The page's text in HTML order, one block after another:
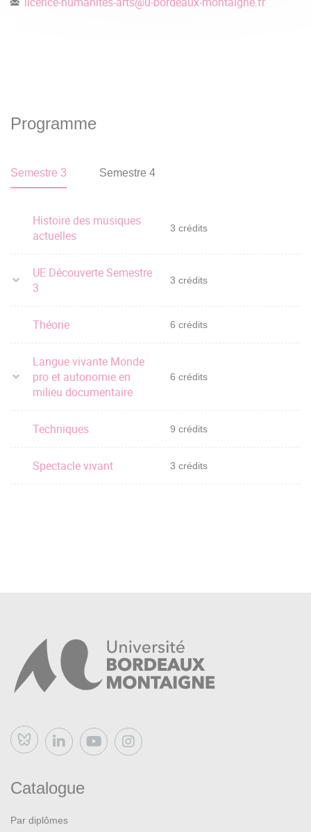
Programme
Semestre 3 Semestre 4
Histoire des musiques
actuelles
3 crédits
UE Découverte Semestre
3
3 crédits
Théorie 6 crédits
Langue vivante Monde
pro et autonomie en
milieu documentaire
6 crédits
Techniques 9 crédits
Spectacle vivant 3 crédits
Bluesky
Catalogue
Par diplômes